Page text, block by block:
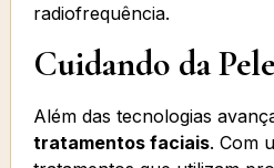
radiofrequência.
Cuidando da
Além das tecnologias
tratamentos faciais. Com